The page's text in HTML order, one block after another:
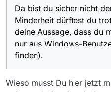
Da bist du sicher nicht
Minderheit dürftest du
deine Aussage, dass du
nur aus Windows-
finden).
Wieso musst Du hier jetzt